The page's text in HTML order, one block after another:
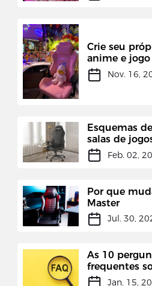
Crie seu
anime e jogo
sonho de
Nov. 16,
Esquemas
salas de
Feb. 02,
Por que
Master
Jul. 30,
As 10
frequentes
gamer de
Jan. 15,